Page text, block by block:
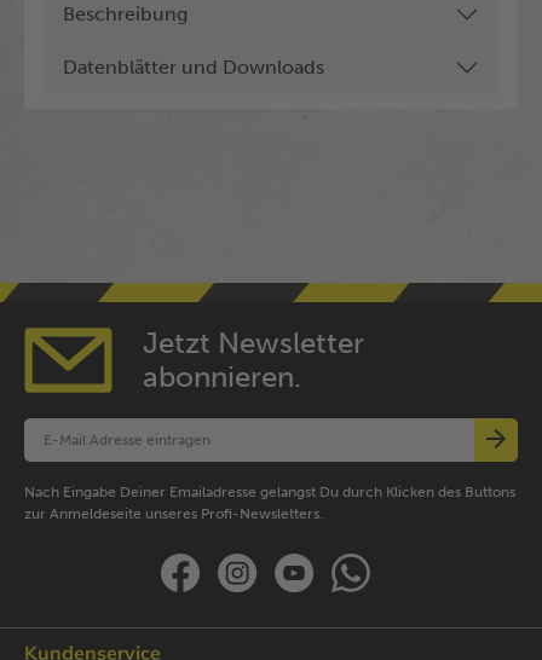
Beschreibung
Datenblätter und Downloads
Jetzt Newsletter
abonnieren.
Nach Eingabe Deiner Emailadresse gelangst Du durch Klicken des Buttons
zur Anmeldeseite unseres Profi-Newsletters.
Kundenservice